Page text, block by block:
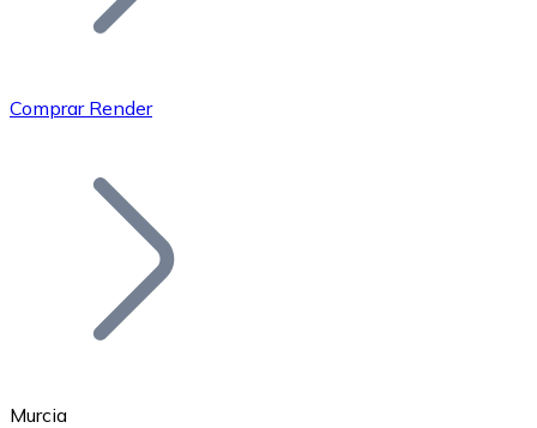
Bitcoin
Comprar Render
Murcia